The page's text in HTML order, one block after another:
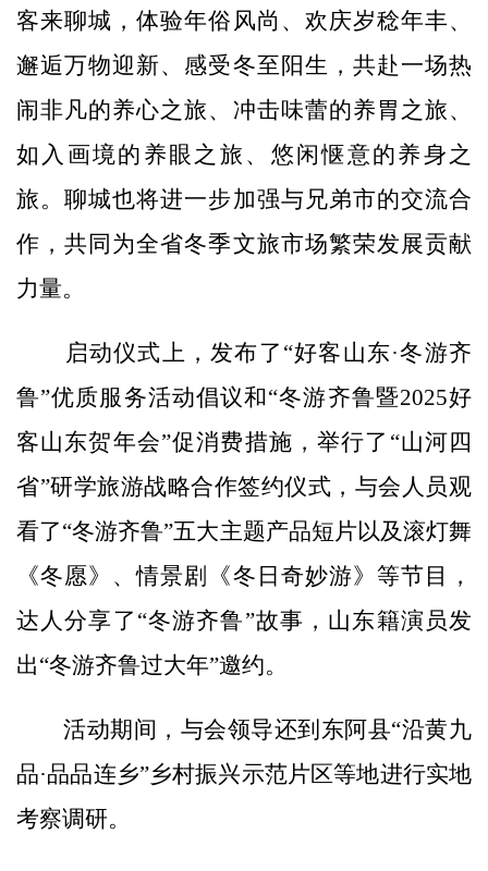
客来聊城，体验年俗风尚、欢庆岁稔年丰、
邂逅万物迎新、感受冬至阳生，共赴一场热
闹非凡的养心之旅、冲击味蕾的养胃之旅、
如入画境的养眼之旅、悠闲惬意的养身之
旅。聊城也将进一步加强与兄弟市的交流合
作，共同为全省冬季文旅市场繁荣发展贡献
力量。
启动仪式上，发布了“好客山东·冬游齐
鲁”优质服务活动倡议和“冬游齐鲁暨2025好
客山东贺年会”促消费措施，举行了“山河四
省”研学旅游战略合作签约仪式，与会人员观
看了“冬游齐鲁”五大主题产品短片以及滚灯舞
《冬愿》、情景剧《冬日奇妙游》等节目，
达人分享了“冬游齐鲁”故事，山东籍演员发
出“冬游齐鲁过大年”邀约。
活动期间，与会领导还到东阿县“沿黄九
品·品品连乡”乡村振兴示范片区等地进行实地
考察调研。